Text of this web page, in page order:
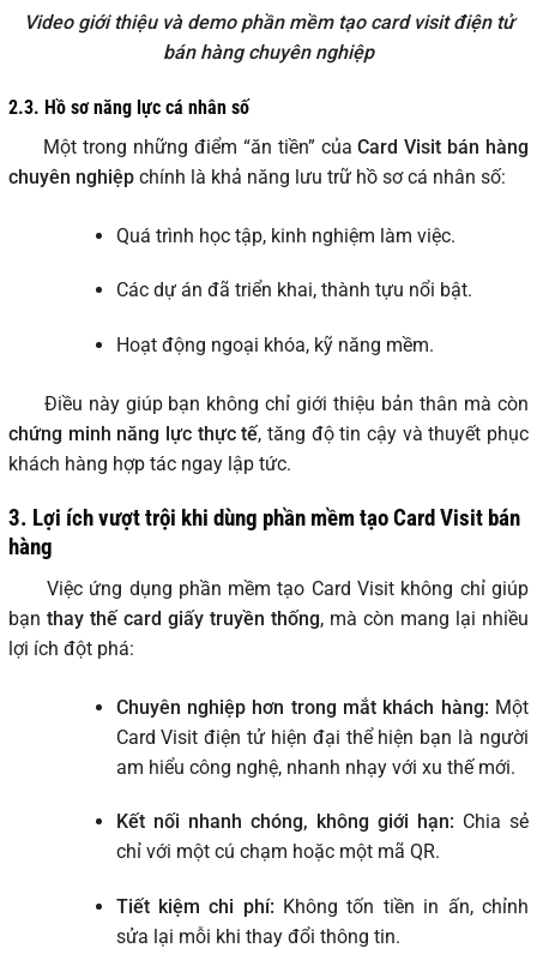
Video giới thiệu và demo phần mềm tạo card visit điện tử
bán hàng chuyên nghiệp
2.3. Hồ sơ năng lực cá nhân số
Một trong những điểm “ăn tiền” củaCard Visit bán hàng
chuyên nghiệp chính là khả năng lưu trữ hồ sơ cá nhân số:
Quá trình học tập, kinh nghiệm làm việc.
Các dự án đã triển khai, thành tựu nổi bật.
Hoạt động ngoại khóa, kỹ năng mềm.
Điều này giúp bạn không chỉ giới thiệu bản thân mà còn
chứng minh năng lực thực tế, tăng độ tin cậy và thuyết phục
khách hàng hợp tác ngay lập tức.
3. Lợi ích vượt trội khi dùng phần mềm tạo Card Visit bán
hàng
Việc ứng dụng phần mềm tạo Card Visit không chỉ giúp
bạn thay thế card giấy truyền thống, mà còn mang lại nhiều
lợi ích đột phá:
Chuyên nghiệp hơn trong mắt khách hàng: Một
Card Visit điện tử hiện đại thể hiện bạn là người
am hiểu công nghệ, nhanh nhạy với xu thế mới.
Kết nối nhanh chóng, không giới hạn: Chia sẻ
chỉ với một cú chạm hoặc một mã QR.
Tiết kiệm chi phí: Không tốn tiền in ấn, chỉnh
sửa lại mỗi khi thay đổi thông tin.